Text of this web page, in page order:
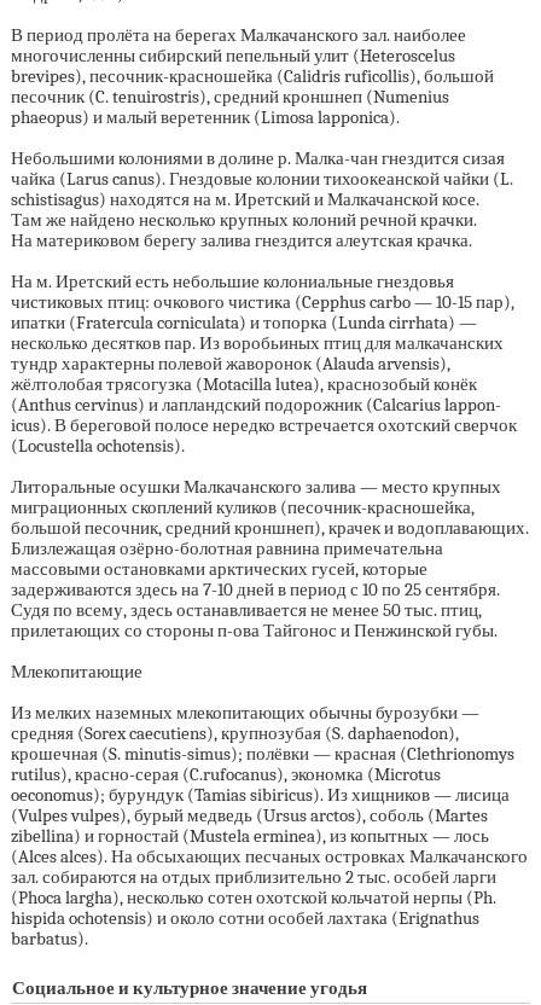
В период пролёта на берегах Малкачанского зал. наиболее
многочисленны сибирский пепельный улит (Heteroscelus
brevipes), песочник-красношейка (Calidris ruficollis), большой
песочник (C. tenuirostris), средний кроншнеп (Numenius
phaeopus) и малый веретенник (Limosa lapponica).
Небольшими колониями в долине р. Малка-чан гнездится сизая
чайка (Larus canus). Гнездовые колонии тихоокеанской чайки (L.
schistisagus) находятся на м. Иретский и Малкачанской косе.
Там же найдено несколько крупных колоний речной крачки.
На материковом берегу залива гнездится алеутская крачка.
На м. Иретский есть небольшие колониальные гнездовья
чистиковых птиц: очкового чистика (Cepphus carbo —10-15 пар),
ипатки (Fratercula corniculata) и топорка (Lunda cirrhata) —
несколько десятков пар. Из воробьиных птиц для малкачанских
тундр характерны полевой жаворонок (Alauda arvensis),
жёлтолобая трясогузка (Motacilla lutea), краснозобый конёк
(Anthus cervinus) и лапландский подорожник (Calcarius lappon-
icus). В береговой полосе нередко встречается охотский сверчок
(Locustella ochotensis).
Литоральные осушки Малкачанского залива — место крупных
миграционных скоплений куликов (песочник-красношейка,
большой песочник, средний кроншнеп), крачек и водоплавающих.
Близлежащая озёрно-болотная равнина примечательна
массовыми остановками арктических гусей, которые
задерживаются здесь на7-10дней в период с 10 по 25 сентября.
Судя по всему, здесь останавливается не менее 50 тыс. птиц,
прилетающих со стороны п-ова Тайгонос и Пенжинской губы.
Млекопитающие
Из мелких наземных млекопитающих обычны бурозубки —
средняя (Sorex caecutiens), крупнозубая (S. daphaenodon),
крошечная (S. minutis-simus); полёвки — красная (Clethrionomys
rutilus), красно-серая (C.rufocanus), экономка (Microtus
oeconomus); бурундук (Tamias sibiricus). Из хищников — лисица
(Vulpes vulpes), бурый медведь (Ursus arctos), соболь (Martes
zibellina) и горностай (Mustela erminea), из копытных — лось
(Alces alces). На обсыхающих песчаных островках Малкачанского
зал. собираются на отдых приблизительно 2 тыс. особей ларги
(Phoca largha), несколько сотен охотской кольчатой нерпы (Ph.
hispida ochotensis) и около сотни особей лахтака (Erignathus
barbatus).
Социальное и культурное значение угодья